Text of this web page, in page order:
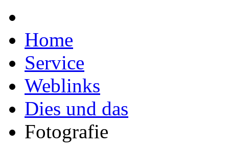
Home
Service
Weblinks
Dies und das
Fotografie